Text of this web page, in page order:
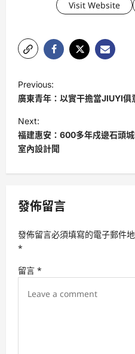
Visit Website
o
s
t
n
a
i
a
t
i
Previous:
廣東青年：以實干擔當JIUYI俱
Next:
福建惠安：600多年戍邊石頭
室內設計聞
發佈留言
發佈留言必須填寫的電子郵件
*
留言 *